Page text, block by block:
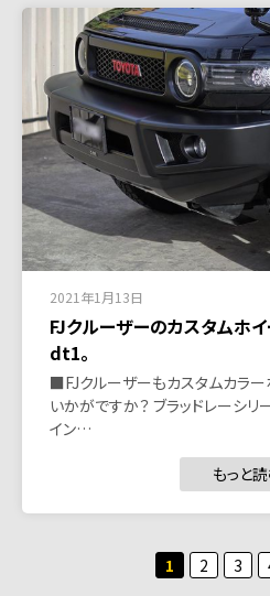
2021年1月13日
FJクルーザーのカスタムホ
dt1。
■FJクルーザーもカスタムカラー
いかがですか？ ブラッドレーシ
イン…
もっと
1 2 3